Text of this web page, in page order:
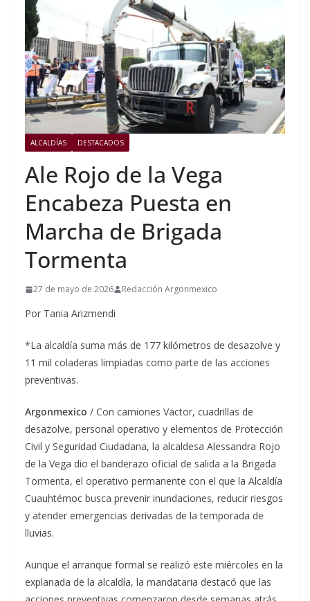
ALCALDÍAS DESTACADOS
Ale Rojo de la Vega
Encabeza Puesta en
Marcha de Brigada
Tormenta
27 de mayo de 2026 Redacción Argonmexico
Por Tania Arizmendi
*La alcaldía suma más de 177 kilómetros de desazolve y
11 mil coladeras limpiadas como parte de las acciones
preventivas.
Argonmexico / Con camiones Vactor, cuadrillas de
desazolve, personal operativo y elementos de Protección
Civil y Seguridad Ciudadana, la alcaldesa Alessandra Rojo
de la Vega dio el banderazo oficial de salida a la Brigada
Tormenta, el operativo permanente con el que la Alcaldía
Cuauhtémoc busca prevenir inundaciones, reducir riesgos
y atender emergencias derivadas de la temporada de
lluvias.
Aunque el arranque formal se realizó este miércoles en la
explanada de la alcaldía, la mandataria destacó que las